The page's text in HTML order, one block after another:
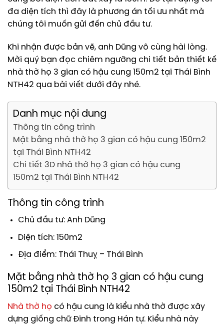
đa diện tích thì đây là phương án tối ưu nhất mà
chúng tôi muốn gửi đến chủ đầu tư.
Khi nhận được bản vẽ, anh Dũng vô cùng hài lòng.
Mời quý bạn đọc chiêm ngưỡng chi tiết bản thiết kế
nhà thờ họ 3 gian có hậu cung 150m2 tại Thái Bình
NTH42 qua bài viết dưới đây nhé.
Danh mục nội dung
Thông tin công trình
Mặt bằng nhà thờ họ 3 gian có hậu cung 150m2
tại Thái Bình NTH42
Chi tiết 3D nhà thờ họ 3 gian có hậu cung
150m2 tại Thái Bình NTH42
Thông tin công trình
Chủ đầu tư: Anh Dũng
Diện tích: 150m2
Địa điểm: Thái Thuỵ – Thái Bình
Mặt bằng nhà thờ họ 3 gian có hậu cung
150m2 tại Thái Bình NTH42
Nhà thờ họ có hậu cung là kiểu nhà thờ được xây
dựng giống chữ Đinh trong Hán tự. Kiểu nhà này